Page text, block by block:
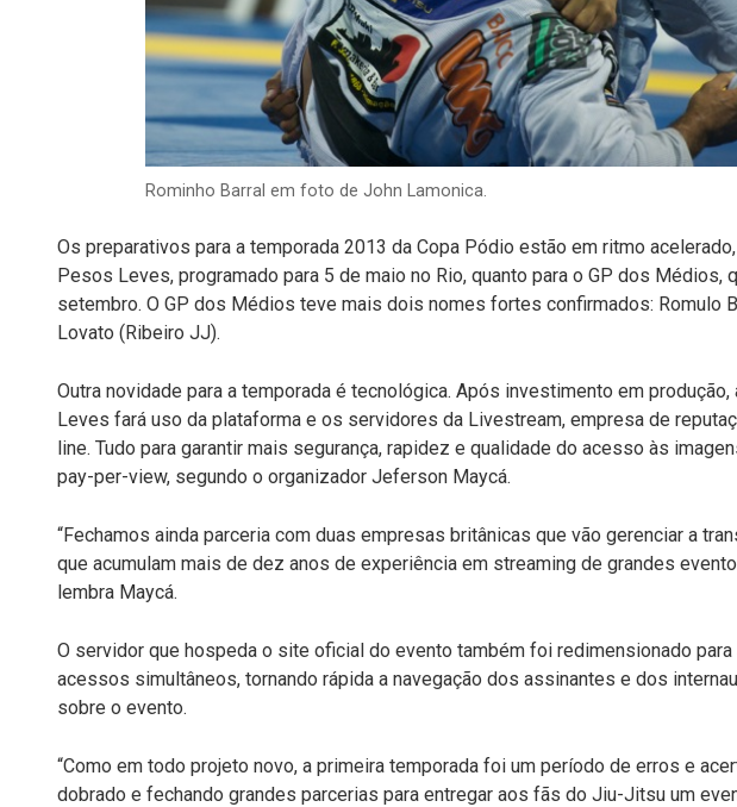
Rominho Barral em foto de John Lamonica.
Os preparativos para a temporada 2013 da Copa Pódio estão em ritmo
Pesos Leves, programado para 5 de maio no Rio, quanto para o GP dos Médios,
setembro. O GP dos Médios teve mais dois nomes fortes confirmados: Romulo
Lovato (Ribeiro JJ).
Outra novidade para a temporada é tecnológica. Após investimento em
Leves fará uso da plataforma e os servidores da Livestream, empresa de
line. Tudo para garantir mais segurança, rapidez e qualidade do acesso às
pay-per-view, segundo o organizador Jeferson Maycá.
“Fechamos ainda parceria com duas empresas britânicas que vão gerenciar a
que acumulam mais de dez anos de experiência em streaming de grandes
lembra Maycá.
O servidor que hospeda o site oficial do evento também foi redimensionado para
acessos simultâneos, tornando rápida a navegação dos assinantes e dos
sobre o evento.
“Como em todo projeto novo, a primeira temporada foi um período de erros e
dobrado e fechando grandes parcerias para entregar aos fãs do Jiu-Jitsu um